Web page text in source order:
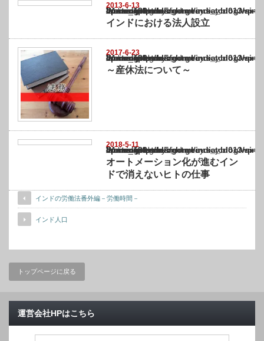
2013-6-13
Warning
: Undefined array key "show_category" in
/home/netst/kuno-cpa.co.jp/public_html/india_blog/wp-content/themes/
on line183
インドにおける法人設立
2017-6-23
Warning
: Undefined array key "show_category" in
/home/netst/kuno-cpa.co.jp/public_html/india_blog/wp-content/themes/
on line183
～産休法について～
2018-5-11
Warning
: Undefined array key "show_category" in
/home/netst/kuno-cpa.co.jp/public_html/india_blog/wp-content/themes/
on line183
オートメーション化が進むイン
ドで消えないヒトの仕事
インドの労働法番外編－労働時間－
インド人口
トップページに戻る
運営会社HPはこちら